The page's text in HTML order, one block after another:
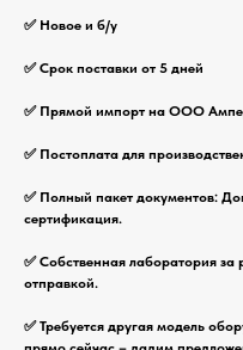
✅ Новое и б/у
✅ Срок поставки от 5 дней
✅ Прямой импорт на ООО
✅ Постоплата для
✅ Полный пакет документов:
сертификация.
✅ Собственная лаборатория
отправкой.
✅ Требуется другая модель